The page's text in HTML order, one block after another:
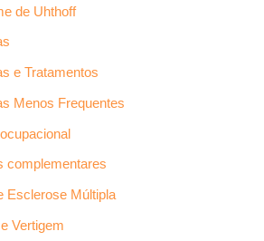
de Uhthoff
e Tratamentos
Menos Frequentes
complementares
Esclerose Múltipla
Vertigem